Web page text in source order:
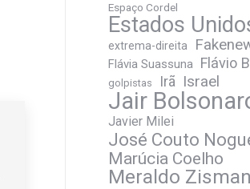
Espaço Cordel
Estados
extrema-direita
Flávia Suassuna Flávio
golpistas Irã Israel
Jair
Javier Milei
José Couto
Marúcia Coelho
Meraldo Zisman